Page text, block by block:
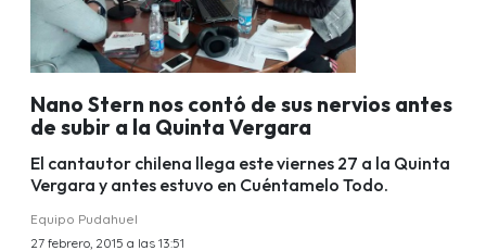
Nano Stern nos contó de sus nervios antes
de subir a la Quinta Vergara
El cantautor chilena llega este viernes 27 a la Quinta
Vergara y antes estuvo en Cuéntamelo Todo.
Equipo Pudahuel
27 febrero, 2015 a las 13:51